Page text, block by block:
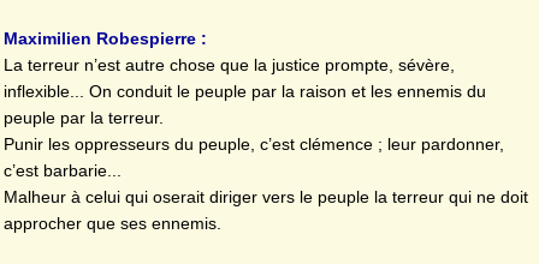
Maximilien Robespierre :
La terreur n’est autre chose que la justice prompte, sévère,
inflexible... On conduit le peuple par la raison et les ennemis du
peuple par la terreur.
Punir les oppresseurs du peuple, c’est clémence ; leur pardonner,
c’est barbarie...
Malheur à celui qui oserait diriger vers le peuple la terreur qui ne doit
approcher que ses ennemis.